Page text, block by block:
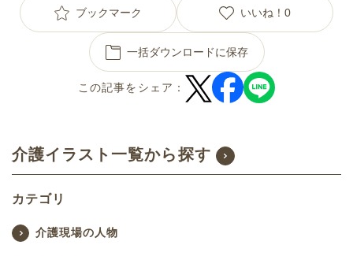
ブックマーク いいね！ 0
一括ダウンロードに保存
この記事をシェア：
介護イラスト一覧から探す
カテゴリ
介護現場の人物